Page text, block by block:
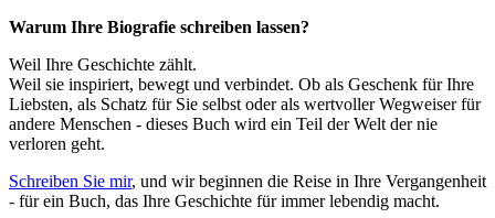
Warum Ihre Biografie schreiben lassen?
Weil Ihre Geschichte zählt.
Weil sie inspiriert, bewegt und verbindet. Ob als Geschenk für Ihre
Liebsten, als Schatz für Sie selbst oder als wertvoller Wegweiser für
andere Menschen - dieses Buch wird ein Teil der Welt der nie
verloren geht.
Schreiben Sie mir, und wir beginnen die Reise in Ihre Vergangenheit
- für ein Buch, das Ihre Geschichte für immer lebendig macht.